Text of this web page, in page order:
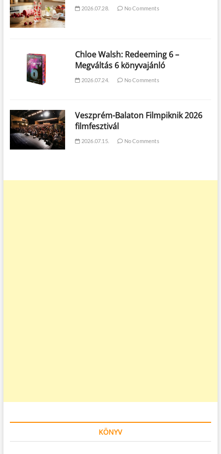
2026.07.28. No Comments
Chloe Walsh: Redeeming 6 –
Megváltás 6 könyvajánló
2026.07.24. No Comments
Veszprém-Balaton Filmpiknik 2026
filmfesztivál
2026.07.15. No Comments
KÖNYV